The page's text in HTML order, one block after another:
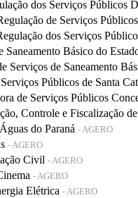
dos Serviços Públicos
de Serviços
dos Serviços
Básico do
de Saneamento
Públicos de Santa
de Serviços Públicos
Controle e Fiscalização
do Paraná - AGERO
- AGERO
Civil - AGERO
- AGERO
Elétrica - AGERO